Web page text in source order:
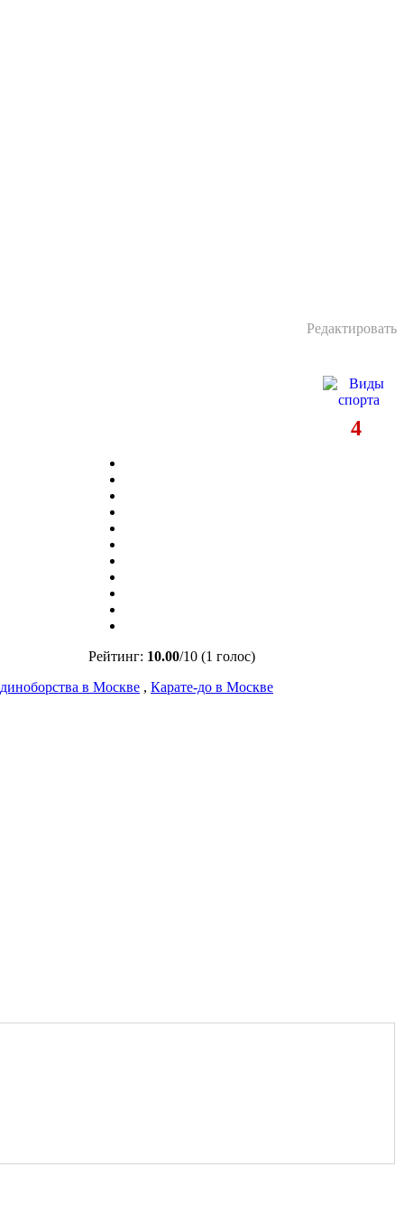
Редактировать
4
Рейтинг: 10.00/10 (1 голос)
в Москве , Карате-до в Москве